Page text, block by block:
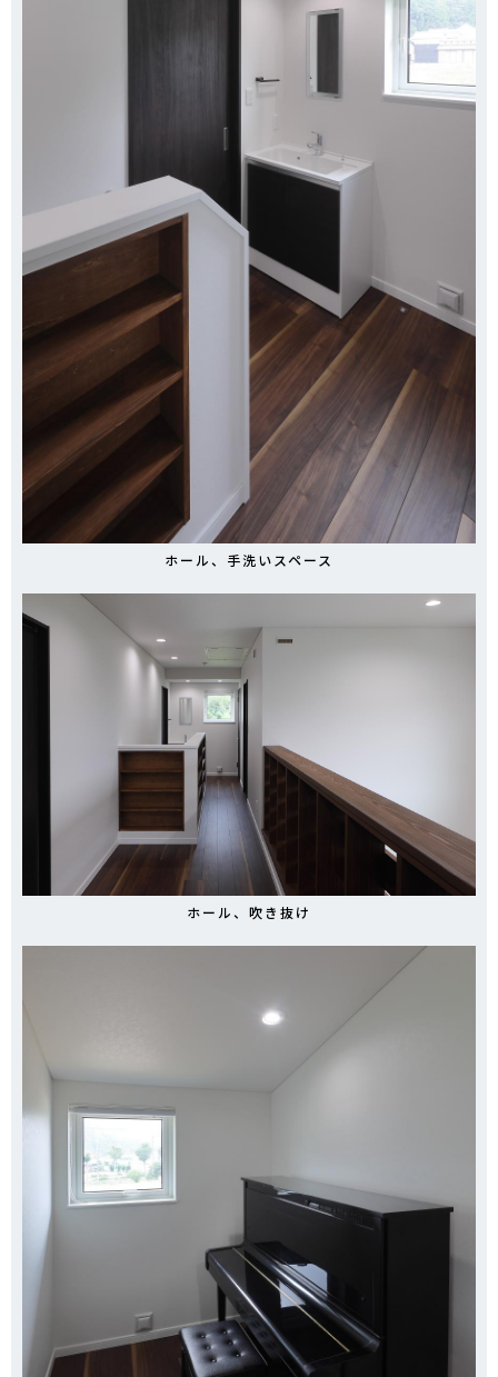
ホール、手洗いスペース
ホール、吹き抜け